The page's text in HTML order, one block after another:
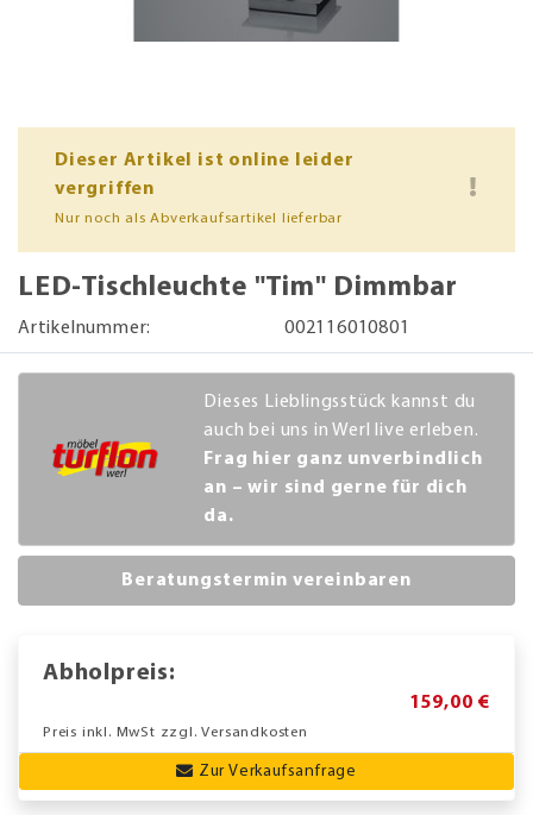
Dieser Artikel ist online leider
vergriffen
Nur noch als Abverkaufsartikel lieferbar
LED-Tischleuchte "Tim" Dimmbar
Artikelnummer: 002116010801
Dieses Lieblingsstück kannst du
auch bei uns in Werl live erleben.
Frag hier ganz unverbindlich
an – wir sind gerne für dich
da.
Beratungstermin vereinbaren
Abholpreis:
159,00 €
Preis inkl. MwSt zzgl. Versandkosten
Zur Verkaufsanfrage